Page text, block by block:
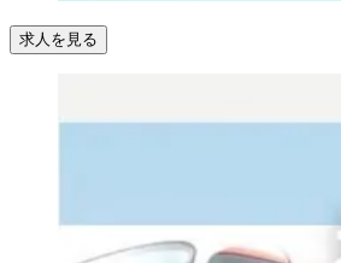
求人を見る